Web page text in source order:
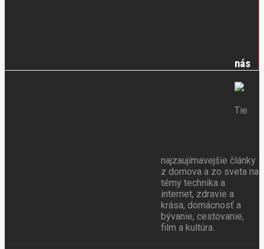
nás
Tie
najzaujímavejšie články
z domova a zo sveta na
témy technika a
internet, zdravie a
krása, domácnosť a
bývanie, cestovanie,
film a kultúra.